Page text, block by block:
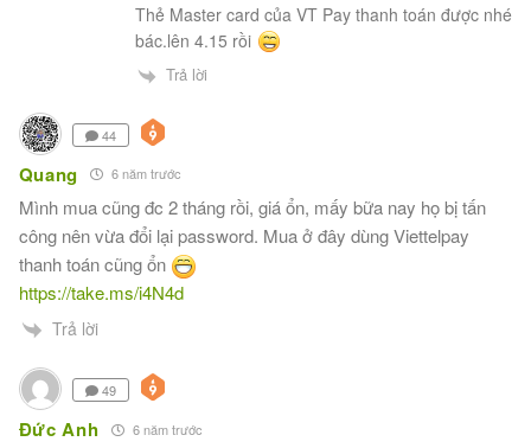
Thẻ Master card của VT Pay thanh toán được nhé
bác.lên 4.15 rồi
Trả lời
44
Quang 6 năm trước
Mình mua cũng đc 2 tháng rồi, giá ổn, mấy bữa nay họ bị tấn
công nên vừa đổi lại password. Mua ở đây dùng Viettelpay
thanh toán cũng ổn
https://take.ms/i4N4d
Trả lời
49
Đức Anh 6 năm trước